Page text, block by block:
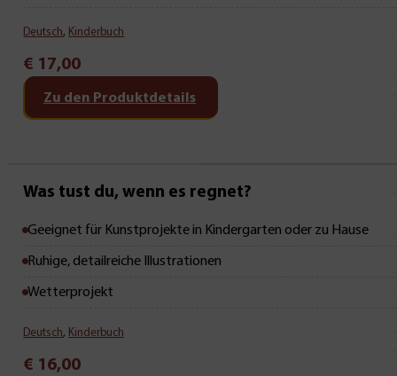
Deutsch, Kinderbuch
€ 17,00
Zu den Produktdetails
Was tust du, wenn es regnet?
Geeignet für Kunstprojekte in Kindergarten oder zu Hause
Ruhige, detailreiche Illustrationen
Wetterprojekt
Deutsch, Kinderbuch
€ 16,00